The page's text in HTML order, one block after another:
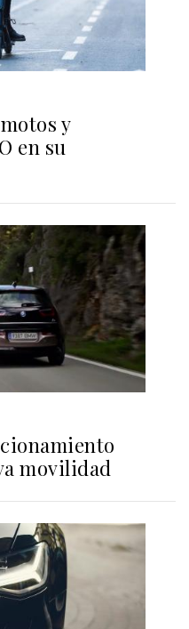
y
en su
movilidad